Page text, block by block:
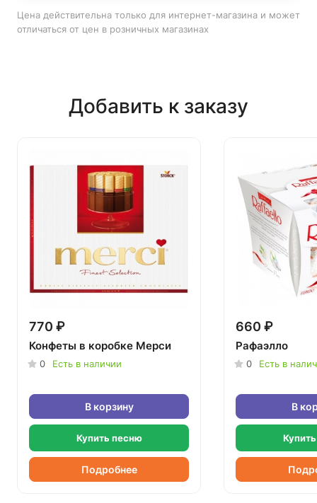
Цена действительна только для интернет-магазина и может
отличаться от цен в розничных магазинах
Добавить к заказу
770 ₽
Конфеты в коробке Мерси
0 Есть в наличии
В корзину
Купить песню
Подробнее
660 ₽
Рафаэлло
0 Есть в
В